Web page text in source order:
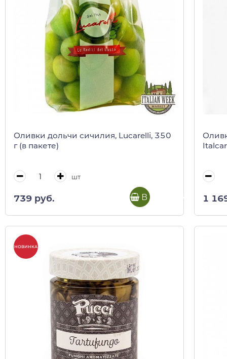
Оливки дольчи сичилия, Lucarelli, 350
г (в пакете)
шт
739 руб. В корзину 1
НОВИНКА